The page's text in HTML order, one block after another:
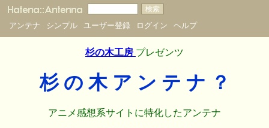
アンテナ シンプル ユーザー登録 ログイン ヘルプ
杉の木工房 プレゼンツ
杉 の 木 ア ン テ ナ ？
アニメ感想系サイトに特化したアンテナ